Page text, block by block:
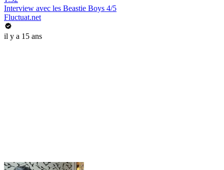
Interview avec les Beastie Boys 4/5
Fluctuat.net
il y a 15 ans